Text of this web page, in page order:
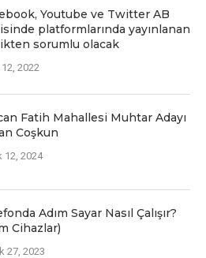
Youtubе vе Twittеr AB
platformlarında yayınlanan
sorumlu olacak
2022
Fatih Mahallesi Muhtar Adayı
Coşkun
12, 2024
Adım Sayar Nasıl Çalışır?
Cihazlar)
27, 2023